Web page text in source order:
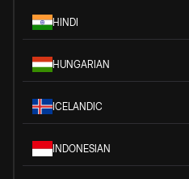
HINDI
HUNGARIAN
ICELANDIC
INDONESIAN